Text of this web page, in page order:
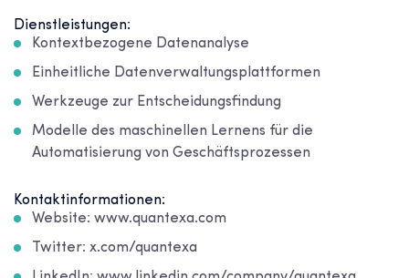
Dienstleistungen:
Kontextbezogene Datenanalyse
Einheitliche Datenverwaltungsplattformen
Werkzeuge zur Entscheidungsfindung
Modelle des maschinellen Lernens für die
Automatisierung von Geschäftsprozessen
Kontaktinformationen:
Website: www.quantexa.com
Twitter: x.com/quantexa